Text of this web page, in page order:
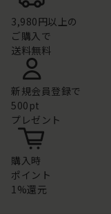
3,980円以上の
ご購入で
送料無料
新規会員登録で
500pt
プレゼント
購入時
ポイント
1%還元